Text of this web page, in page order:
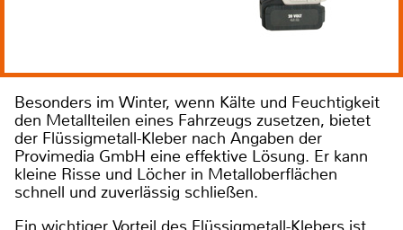
Besonders im Winter, wenn Kälte und Feuchtigkeit
den Metallteilen eines Fahrzeugs zusetzen, bietet
der Flüssigmetall-Kleber nach Angaben der
Provimedia GmbH eine effektive Lösung. Er kann
kleine Risse und Löcher in Metalloberflächen
schnell und zuverlässig schließen.